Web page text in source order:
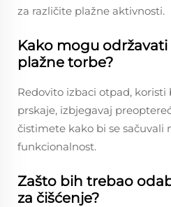
za različite plažne aktivnosti.
Kako mogu održavati
plažne torbe?
Redovito izbaci otpad,
prskaje, izbjegavaj
čistimete kako bi se sačuvali
funkcionalnost.
Zašto bih trebao
za čišćenje?